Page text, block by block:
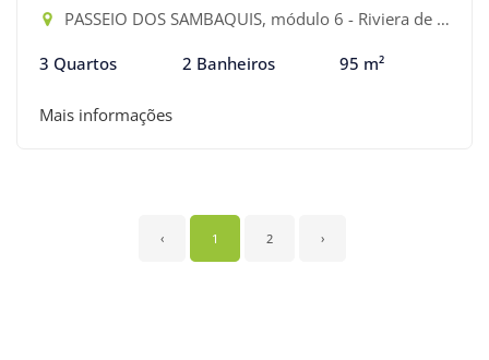
PASSEIO DOS SAMBAQUIS, módulo 6 - Riviera de São Lourenço, Bertioga-SP
3 Quartos 2 Banheiros 95 m²
Mais informações
‹ 1 2 ›